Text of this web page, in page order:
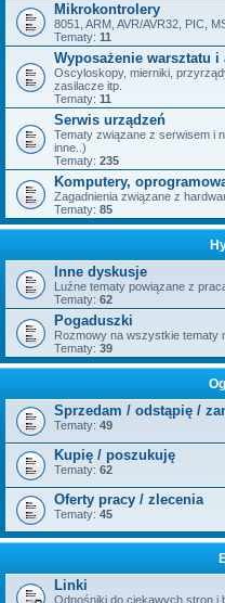
Mikrokontrolery
8051, ARM, AVR/AVR32, PIC,
Tematy: 11
Wyposażenie warsztatu
Oscyloskopy, mierniki,
zasilacze itp.
Tematy: 11
Serwis urządzeń
Tematy związane z serwisem i
inne..)
Tematy: 235
Komputery,
Zagadnienia związane z
Tematy: 85
Inne dyskusje
Luźne tematy powiązane z
Tematy: 62
Pogaduszki
Rozmowy na wszystkie tematy
Tematy: 39
Sprzedam / odstąpię /
Tematy: 49
Kupię / poszukuję
Tematy: 62
Oferty pracy / zlecenia
Tematy: 45
Linki
Odnośniki do ciekawych stron i